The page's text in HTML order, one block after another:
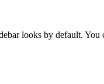
looks by default. You